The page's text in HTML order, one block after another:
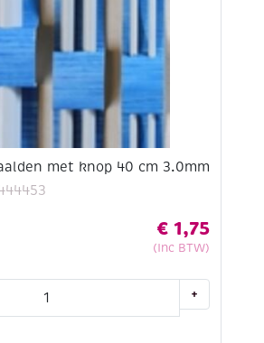
met knop 40 cm 3.0mm
€ 1,75
(Inc BTW)
+